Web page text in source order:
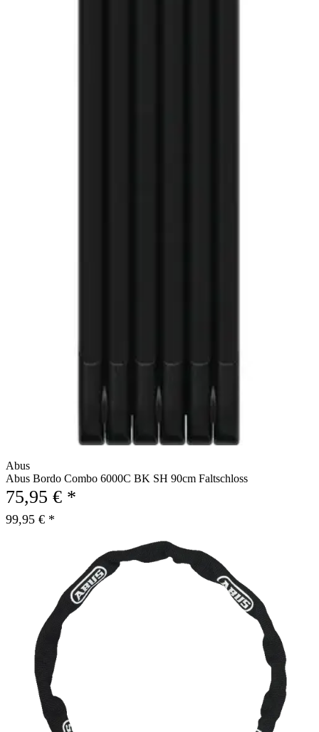
Abus
Abus Bordo Combo 6000C BK SH 90cm Faltschloss
75,95 € *
99,95 € *